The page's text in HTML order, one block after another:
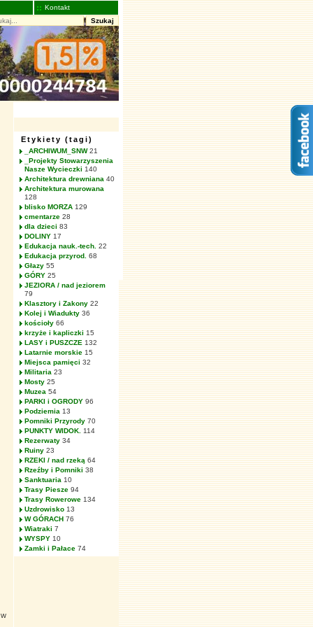
Kontakt
Szukaj
Etykiety (tagi)
_ARCHIWUM_SNW 21
_Projekty Stowarzyszenia
Nasze Wycieczki 140
Architektura drewniana 40
Architektura murowana
128
blisko MORZA 129
cmentarze 28
dla dzieci 83
DOLINY 17
Edukacja nauk.-tech. 22
Edukacja przyrod. 68
Głazy 55
GÓRY 25
JEZIORA / nad jeziorem
79
Klasztory i Zakony 22
Kolej i Wiadukty 36
kościoły 66
krzyże i kapliczki 15
LASY i PUSZCZE 132
Latarnie morskie 15
Miejsca pamięci 32
Militaria 23
Mosty 25
Muzea 54
PARKI i OGRODY 96
Podziemia 13
Pomniki Przyrody 70
PUNKTY WIDOK.
114
Rezerwaty 34
Ruiny 23
RZEKI / nad rzeką 64
Rzeźby i Pomniki 38
Sanktuaria 10
Trasy Piesze 94
Trasy Rowerowe 134
Uzdrowisko 13
W GÓRACH 76
Wiatraki 7
WYSPY 10
Zamki i Pałace 74